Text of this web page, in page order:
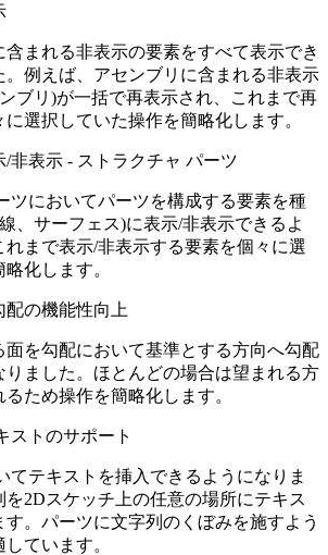
まれる非表示の要素をすべて表示でき
。例えば、アセンブリに含まれる非表示
ブリ)が一括で再表示され、これまで再
選択していた操作を簡略化します。
非表示 - ストラクチャ パーツ
においてパーツを構成する要素を種
、サーフェス)に表示/非表示できるよ
れまで表示/非表示する要素を個々に選
化します。
の機能性向上
を勾配において基準とする方向へ勾配
りました。ほとんどの場合は望まれる方
ため操作を簡略化します。
ストのサポート
テキストを挿入できるようになりま
を2Dスケッチ上の任意の場所にテキス
す。パーツに文字列のくぼみを施すよう
ています。